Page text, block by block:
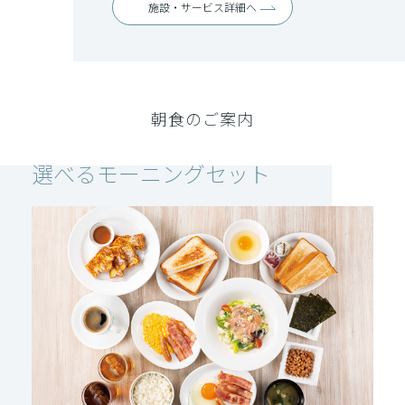
施設・サービス詳細へ
朝食のご案内
選べるモーニングセット